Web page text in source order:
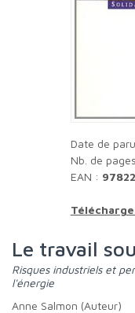
Date de
Nb. de
EAN :
Le travail
Risques industriels et perspectives syndicales dans le secteur de
l'énergie
Anne Salmon (Auteur)